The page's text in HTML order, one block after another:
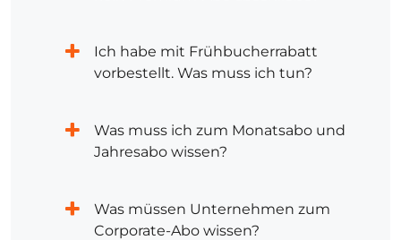
Ich habe mit Frühbucherrabatt
vorbestellt. Was muss ich tun?
Was muss ich zum Monatsabo und
Jahresabo wissen?
Was müssen Unternehmen zum
Corporate-Abo wissen?